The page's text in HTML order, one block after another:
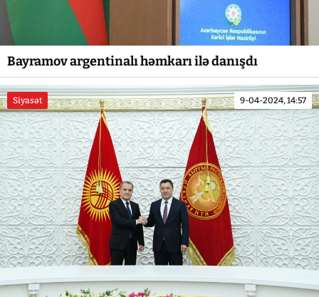
Bayramov argentinalı həmkarı ilə danışdı
Siyasət 9-04-2024, 14:57